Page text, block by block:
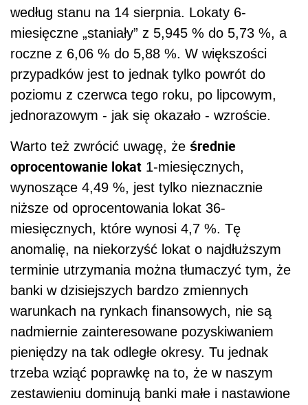
według stanu na 14 sierpnia. Lokaty 6-
miesięczne „staniały” z 5,945 % do 5,73 %, a
roczne z 6,06 % do 5,88 %. W większości
przypadków jest to jednak tylko powrót do
poziomu z czerwca tego roku, po lipcowym,
jednorazowym - jak się okazało - wzroście.
Warto też zwrócić uwagę, że średnie
oprocentowanie lokat 1-miesięcznych,
wynoszące 4,49 %, jest tylko nieznacznie
niższe od oprocentowania lokat 36-
miesięcznych, które wynosi 4,7 %. Tę
anomalię, na niekorzyść lokat o najdłuższym
terminie utrzymania można tłumaczyć tym, że
banki w dzisiejszych bardzo zmiennych
warunkach na rynkach finansowych, nie są
nadmiernie zainteresowane pozyskiwaniem
pieniędzy na tak odległe okresy. Tu jednak
trzeba wziąć poprawkę na to, że w naszym
zestawieniu dominują banki małe i nastawione